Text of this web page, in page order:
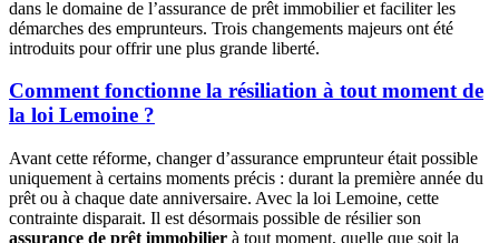
dans le domaine de l’assurance de prêt immobilier et faciliter les
démarches des emprunteurs. Trois changements majeurs ont été
introduits pour offrir une plus grande liberté.
Comment fonctionne la résiliation à tout moment de
la loi Lemoine ?
Avant cette réforme, changer d’assurance emprunteur était possible
uniquement à certains moments précis : durant la première année du
prêt ou à chaque date anniversaire. Avec la loi Lemoine, cette
contrainte disparait. Il est désormais possible de résilier son
assurance de prêt immobilier à tout moment, quelle que soit la